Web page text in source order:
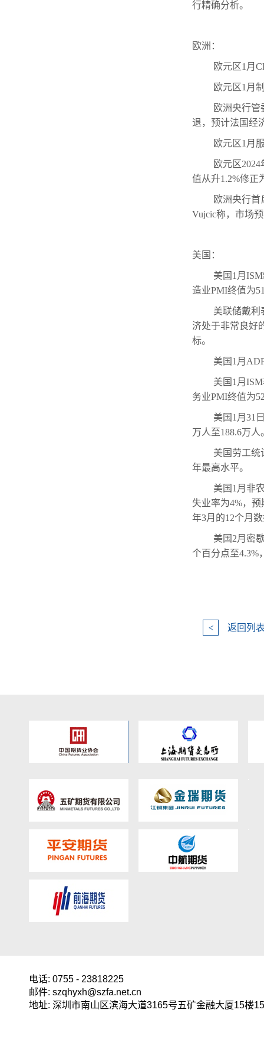
行精确分析。
欧洲：
欧元区1月
欧元区1月
欧洲央行管
退，预计法国经
欧元区1月
欧元区
值从升1.2%修正
欧洲央行
Vujcic称，市场
美国：
美国1月
造业PMI终值为
美联储戴利
济处于非常良好
标。
美国1月
美国1月
务业PMI终值为
美国1月31
万人至188.6万
美国劳工统
年最高水平。
美国1月非
失业率为4%，
年3月的12个月
美国2月密
个百分点至4.3%
返回列
电话: 0755 - 23818225
邮件: szqhyxh@szfa.net.cn
地址: 深圳市南山区滨海大道3165号五矿金融大厦15楼